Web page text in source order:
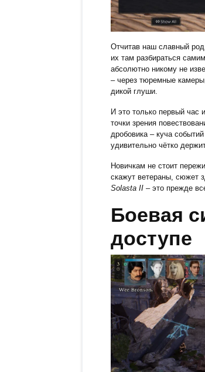
Отчитав наш славный
их там разбираться
абсолютно никому не
– через тюремные
дикой глуши.
И это только первый час
точки зрения
дробовика – куча
удивительно чётко
Новичкам не стоит
скажут ветераны, сюжет
Solasta II– это прежде
Боевая
доступе